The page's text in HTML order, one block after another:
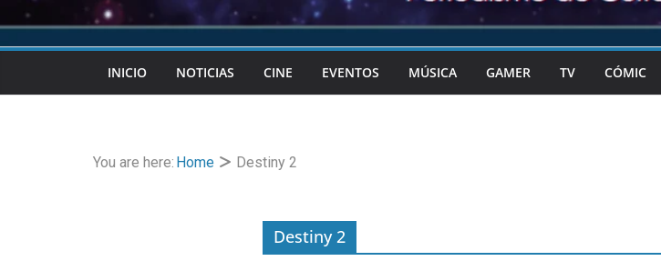
INICIO NOTICIAS CINE EVENTOS MÚSICA GAMER TV CÓMIC
You are here: Home Destiny 2
Destiny 2